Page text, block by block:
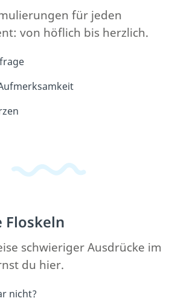
für jeden
von höflich bis herzlich.
Floskeln
schwieriger Ausdrücke im
du hier.
nicht?